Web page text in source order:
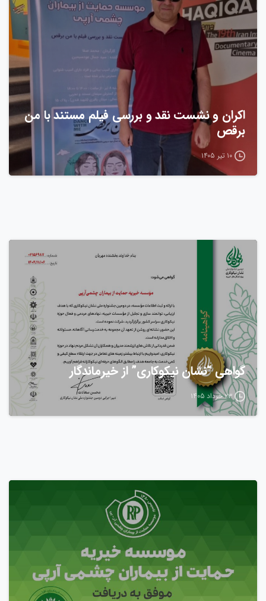
اکران و نشست نقد و بررسی فیلم مستند با من
برقص
۱۰ تیر ۱۴۰۵
گواهی “نشان نیکوکاری” از خیرماندگار
۲۳ خرداد ۱۴۰۵